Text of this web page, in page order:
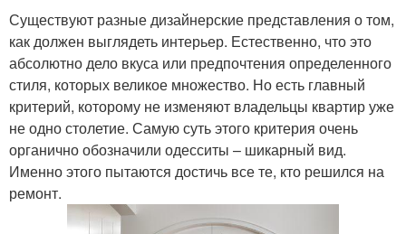
Существуют разные дизайнерские представления о том,
как должен выглядеть интерьер. Естественно, что это
абсолютно дело вкуса или предпочтения определенного
стиля, которых великое множество. Но есть главный
критерий, которому не изменяют владельцы квартир уже
не одно столетие. Самую суть этого критерия очень
органично обозначили одесситы – шикарный вид.
Именно этого пытаются достичь все те, кто решился на
ремонт.